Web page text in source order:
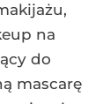
na
do
mascarę